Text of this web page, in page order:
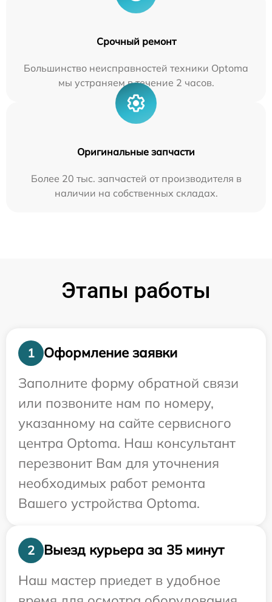
Срочный ремонт
Большинство неисправностей техники Optoma
мы устраняем в течение 2 часов.
Оригинальные запчасти
Более 20 тыс. запчастей от производителя в
наличии на собственных складах.
Этапы работы
1
Оформление заявки
Заполните форму обратной связи
или позвоните нам по номеру,
указанному на сайте сервисного
центра Optoma. Наш консультант
перезвонит Вам для уточнения
необходимых работ ремонта
Вашего устройства Optoma.
2
Выезд курьера за 35 минут
Наш мастер приедет в удобное